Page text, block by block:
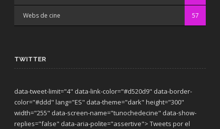
Webs de cine 57
TWITTER
data-tweet-limit="4" data-link-color="#d520d9" data-border-
color="#ddd" lang="ES" data-theme="dark" height="300"
width="255" data-screen-name="tunochedecine" data-show-
replies="false" data-aria-polite="assertive"> Tweets por el